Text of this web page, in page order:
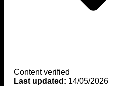
Content verified
Last updated: 14/05/2026